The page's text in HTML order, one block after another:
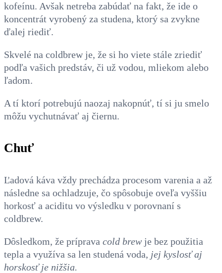
kofeínu. Avšak netreba zabúdať na fakt, že ide o
koncentrát vyrobený za studena, ktorý sa zvykne
ďalej riediť.
Skvelé na coldbrew je, že si ho viete stále zriediť
podľa vašich predstáv, či už vodou, mliekom alebo
ľadom.
A tí ktorí potrebujú naozaj nakopnúť, tí si ju smelo
môžu vychutnávať aj čiernu.
Chuť
Ľadová káva vždy prechádza procesom varenia a až
následne sa ochladzuje, čo spôsobuje oveľa vyššiu
horkosť a aciditu vo výsledku v porovnaní s
coldbrew.
Dôsledkom, že príprava cold brew je bez použitia
tepla a využíva sa len studená voda, jej kyslosť aj
horskosť je nižšia.